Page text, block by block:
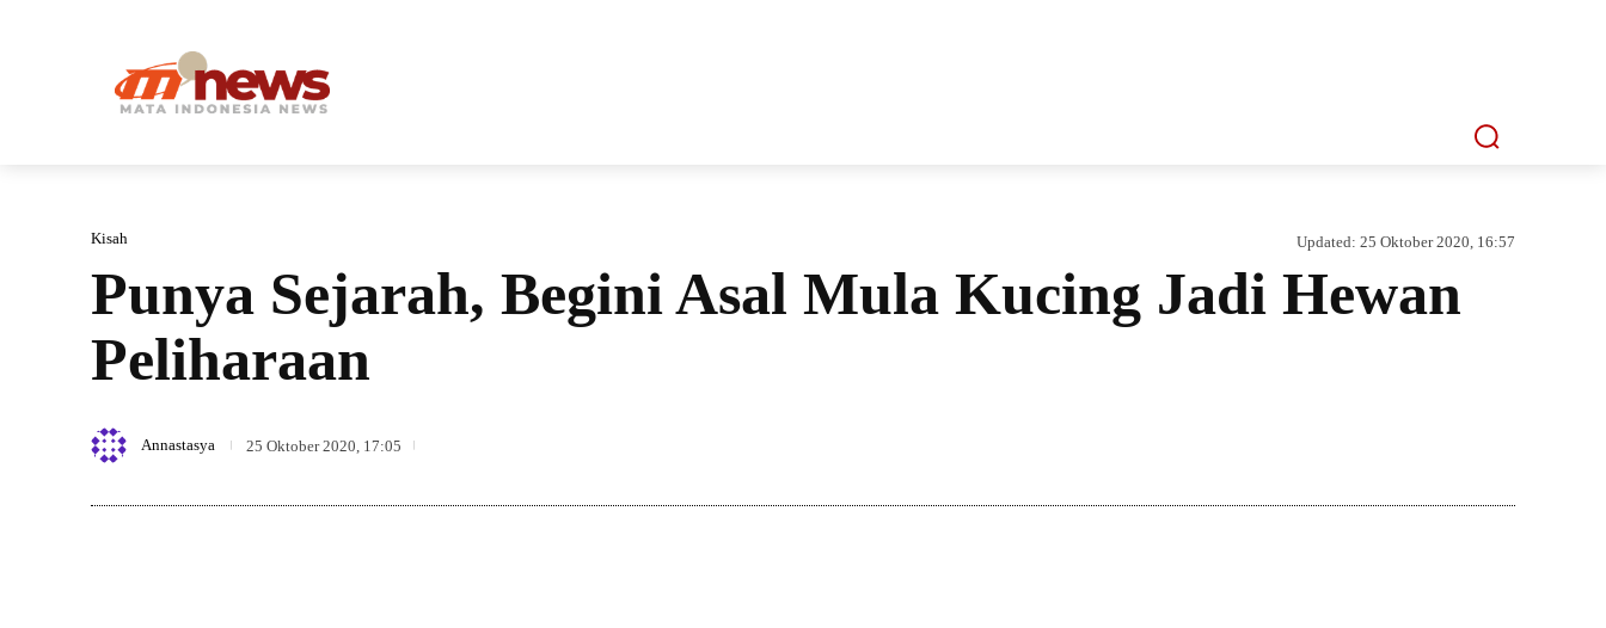
Kisah Updated: 25 Oktober 2020, 16:57
Punya Sejarah, Begini Asal Mula Kucing Jadi Hewan
Peliharaan
Annastasya 25 Oktober 2020, 17:05